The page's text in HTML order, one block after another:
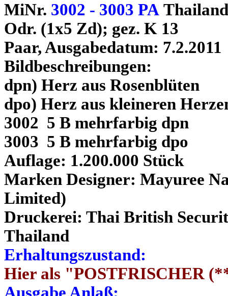
MiNr. 3002 - 3003 PA Thailand
Odr. (1x5 Zd); gez. K 13
Paar, Ausgabedatum: 7.2.2011
Bildbeschreibungen:
dpn) Herz aus Rosenblüten
dpo) Herz aus kleineren
3002 5 B mehrfarbig dpn
3003 5 B mehrfarbig dpo
Auflage: 1.200.000 Stück
Marken Designer: Mayuree
Limited)
Druckerei: Thai British
Thailand
Erhaltungszustand:
Hier als "POSTFRISCHER